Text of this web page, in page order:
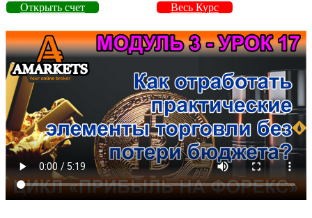
Открыть счет Весь Курс